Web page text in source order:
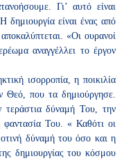
Γι’ αυτό είναι
Η δημιουργία είναι ένας από
«Οι ουρανοί
αναγγέλλει το έργον
ισορροπία, η ποικιλία
Θεό, που τα δημιούργησε.
δύναμή Του, την
φαντασία Του. « Καθότι οι
δύναμή του όσο και η
δημιουργίας του κόσμου